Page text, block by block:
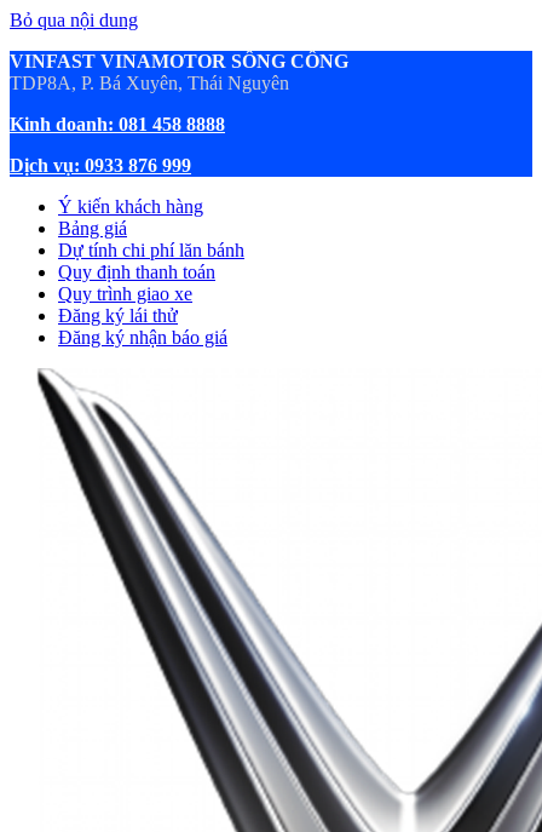
Bỏ qua nội dung
VINFAST VINAMOTOR SÔNG CÔNG
TDP8A, P. Bá Xuyên, Thái Nguyên
Kinh doanh: 081 458 8888
Dịch vụ: 0933 876 999
Ý kiến khách hàng
Bảng giá
Dự tính chi phí lăn bánh
Quy định thanh toán
Quy trình giao xe
Đăng ký lái thử
Đăng ký nhận báo giá